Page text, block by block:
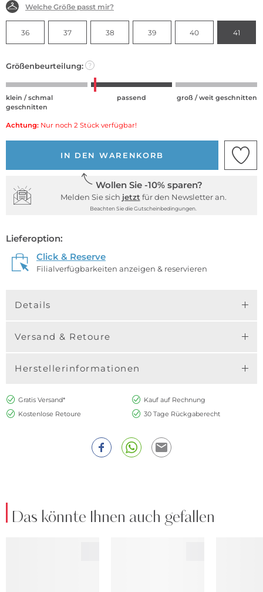
Welche Größe passt mir?
36 37 38 39 40 41
Größenbeurteilung: ?
klein / schmal
geschnitten
passend groß / weit geschnitten
Achtung: Nur noch 2 Stück verfügbar!
IN DEN WARENKORB
Wollen Sie -10% sparen?
Melden Sie sich jetzt für den Newsletter an.
Beachten Sie die Gutscheinbedingungen.
Lieferoption:
Click & Reserve
Filialverfügbarkeiten anzeigen & reservieren
Details
Versand & Retoure
Herstellerinformationen
Gratis Versand*
Kauf auf Rechnung
Kostenlose Retoure
30 Tage Rückgaberecht
Das könnte Ihnen auch gefallen